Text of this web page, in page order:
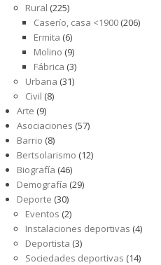
Rural (225)
Caserío, casa <1900 (206)
Ermita (6)
Molino (9)
Fábrica (3)
Urbana (31)
Civil (8)
Arte (9)
Asociaciones (57)
Barrio (8)
Bertsolarismo (12)
Biografía (46)
Demografía (29)
Deporte (30)
Eventos (2)
Instalaciones deportivas (4)
Deportista (3)
Sociedades deportivas (14)